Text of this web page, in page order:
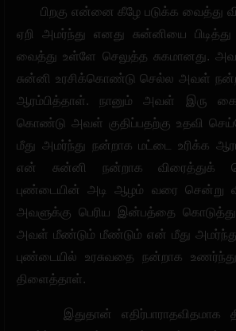
பிறகு என்னை கீழே படுக்க வைத்து
ஏறி அமர்ந்து எனது சுன்னியை
வைத்து உள்ளே செலுத்த சுகமானது.
சுன்னி உரசிக்கொண்டு செல்ல அவள்
ஆரம்பித்தாள். நானும் அவள் இரு
கொண்டு அவள் குதிப்பதற்கு உதவி
மீது அமர்ந்து நன்றாக மட்டை உரிக்க
என் சுன்னி நன்றாக விரைத்துக்
புண்டையின் அடி ஆழம் வரை சென்று
அவளுக்கு பெரிய இன்பத்தை
அவள் மீண்டும் மீண்டும் என் மீது
புண்டையில் உரசுவதை நன்றாக உணர்ந்து
திளைத்தாள்.
இதுதான் எதிர்பாராதவிதமாக